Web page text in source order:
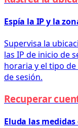
Espía la IP y la
Supervisa la
las IP de inicio de
horaria y el tipo
de sesión.
Recuperar
Eluda las